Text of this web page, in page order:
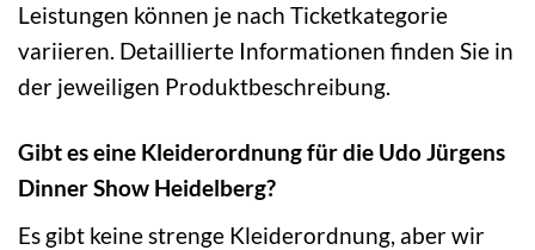
Leistungen können je nach Ticketkategorie
variieren. Detaillierte Informationen finden Sie in
der jeweiligen Produktbeschreibung.
Gibt es eine Kleiderordnung für die Udo Jürgens
Dinner Show Heidelberg?
Es gibt keine strenge Kleiderordnung, aber wir